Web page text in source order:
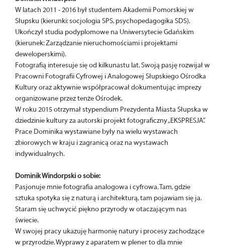
W latach 2011 - 2016 był studentem Akademii Pomorskiej w
Słupsku (kierunki: socjologia SPS, psychopedagogika SDS).
Ukończył studia podyplomowe na Uniwersytecie Gdańskim
(kierunek: Zarządzanie nieruchomościami i projektami
deweloperskimi).
Fotografią interesuje się od kilkunastu lat. Swoją pasję rozwijał w
Pracowni Fotografii Cyfrowej i Analogowej Słupskiego Ośrodka
Kultury oraz aktywnie współpracował dokumentując imprezy
organizowane przez tenże Ośrodek.
W roku 2015 otrzymał stypendium Prezydenta Miasta Słupska w
dziedzinie kultury za autorski projekt fotograficzny „EKSPRESJA”.
Prace Dominika wystawiane były na wielu wystawach
zbiorowych w kraju i zagranicą oraz na wystawach
indywidualnych.
Dominik Windorpski o sobie:
Pasjonuje mnie fotografia analogowa i cyfrowa. Tam, gdzie
sztuka spotyka się z naturą i architekturą, tam pojawiam się ja.
Staram się uchwycić piękno przyrody w otaczającym nas
świecie.
W swojej pracy ukazuję harmonię natury i procesy zachodzące
w przyrodzie. Wyprawy z aparatem w plener to dla mnie